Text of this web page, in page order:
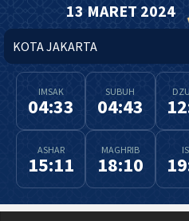
13 MARET 2024
IMSAK
04:33
SUBUH
04:43
ASHAR
15:11
MAGHRIB
18:10